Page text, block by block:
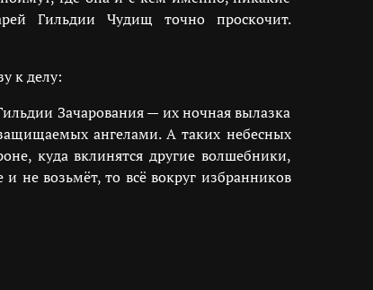
Гильдии Чудищ точно проскочит.
к делу:
Зачарования — их ночная вылазка
ангелами. А таких небесных
куда вклинятся другие волшебники,
не возьмёт, то всё вокруг избранников